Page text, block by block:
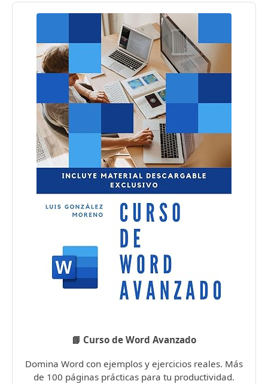
📘 Curso de Word Avanzado
Domina Word con ejemplos y ejercicios reales. Más
de 100 páginas prácticas para tu productividad.